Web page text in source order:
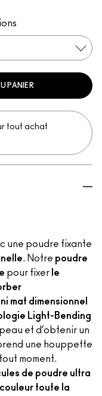
PANIER
tout achat
une poudre fixante
. Notre poudre
pour fixer le
mat dimensionnel
Light-Bending
et d’obtenir un
une houppette
moment.
de poudre ultra
toute la